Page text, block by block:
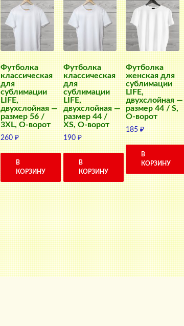
Футболка
классическая
для
сублимации
LIFE,
двухслойная —
размер 56 /
3XL, О-ворот
260₽
В
КОРЗИНУ
Футболка
классическая
для
сублимации
LIFE,
двухслойная —
размер 44 /
XS, О-ворот
190₽
В
КОРЗИНУ
Футболка
женская для
сублимации
LIFE,
двухслойная —
размер 44 / S,
О-ворот
185₽
В
КОРЗИНУ